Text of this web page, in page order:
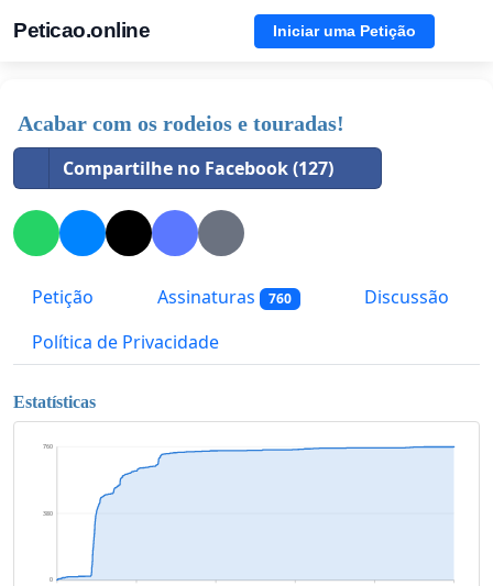
Peticao.online Iniciar uma Petição
Acabar com os rodeios e touradas!
Compartilhe no Facebook (127)
Petição Assinaturas 760
Discussão
Política de Privacidade
Estatísticas
0
380
760